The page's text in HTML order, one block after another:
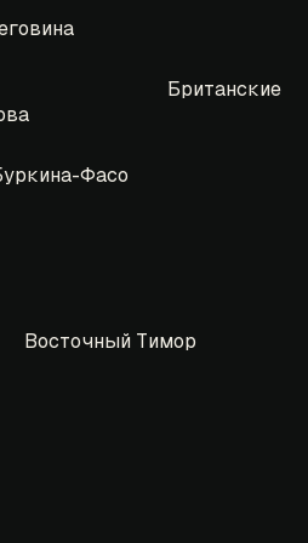
Британские
Фасо
Восточный Тимор